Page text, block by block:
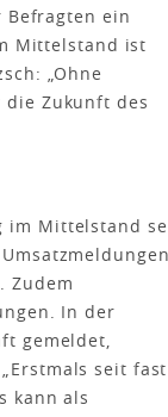
ein
Mittelstand ist
„Ohne
Zukunft des
im Mittelstand
Zudem
In der
gemeldet,
seit
kann als